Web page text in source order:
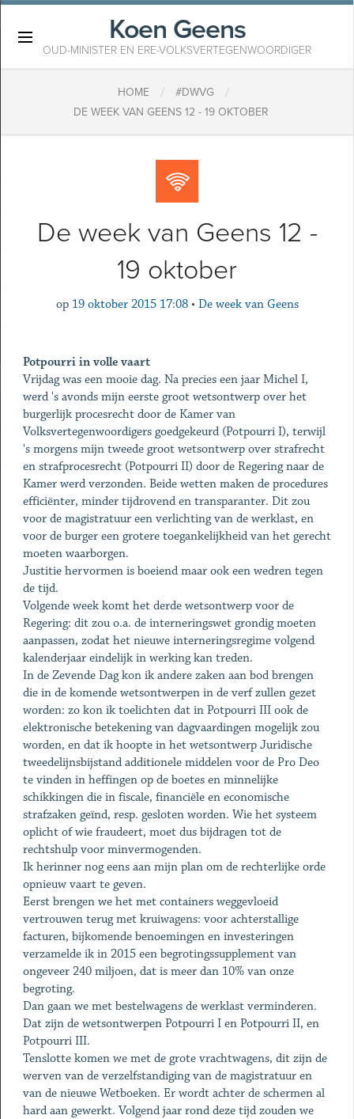
Koen Geens
OUD-MINISTER EN ERE-VOLKSVERTEGENWOORDIGER
HOME / #DWVG /
DE WEEK VAN GEENS 12 - 19 OKTOBER
De week van Geens 12 -
19 oktober
op 19 oktober 2015 17:08 • De week van Geens
Potpourri in volle vaart
Vrijdag was een mooie dag. Na precies een jaar Michel I,
werd 's avonds mijn eerste groot wetsontwerp over het
burgerlijk procesrecht door de Kamer van
Volksvertegenwoordigers goedgekeurd (Potpourri I), terwijl
's morgens mijn tweede groot wetsontwerp over strafrecht
en strafprocesrecht (Potpourri II) door de Regering naar de
Kamer werd verzonden. Beide wetten maken de procedures
efficiënter, minder tijdrovend en transparanter. Dit zou
voor de magistratuur een verlichting van de werklast, en
voor de burger een grotere toegankelijkheid van het gerecht
moeten waarborgen.
Justitie hervormen is boeiend maar ook een wedren tegen
de tijd.
Volgende week komt het derde wetsontwerp voor de
Regering: dit zou o.a. de interneringswet grondig moeten
aanpassen, zodat het nieuwe interneringsregime volgend
kalenderjaar eindelijk in werking kan treden.
In de Zevende Dag kon ik andere zaken aan bod brengen
die in de komende wetsontwerpen in de verf zullen gezet
worden: zo kon ik toelichten dat in Potpourri III ook de
elektronische betekening van dagvaardingen mogelijk zou
worden, en dat ik hoopte in het wetsontwerp Juridische
tweedelijnsbijstand additionele middelen voor de Pro Deo
te vinden in heffingen op de boetes en minnelijke
schikkingen die in fiscale, financiële en economische
strafzaken geïnd, resp. gesloten worden. Wie het systeem
oplicht of wie fraudeert, moet dus bijdragen tot de
rechtshulp voor minvermogenden.
Ik herinner nog eens aan mijn plan om de rechterlijke orde
opnieuw vaart te geven.
Eerst brengen we het met containers weggevloeid
vertrouwen terug met kruiwagens: voor achterstallige
facturen, bijkomende benoemingen en investeringen
verzamelde ik in 2015 een begrotingssupplement van
ongeveer 240 miljoen, dat is meer dan 10% van onze
begroting.
Dan gaan we met bestelwagens de werklast verminderen.
Dat zijn de wetsontwerpen Potpourri I en Potpourri II, en
Potpourri III.
Tenslotte komen we met de grote vrachtwagens, dit zijn de
werven van de verzelfstandiging van de magistratuur en
van de nieuwe Wetboeken. Er wordt achter de schermen al
hard aan gewerkt. Volgend jaar rond deze tijd zouden we